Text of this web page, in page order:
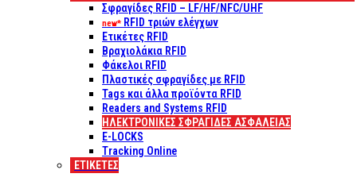
Σφραγίδες RFID – LF/HF/NFC/UHF
new* RFID τριών ελέγχων
Ετικέτες RFID
Βραχιολάκια RFID
Φάκελοι RFID
Πλαστικές σφραγίδες με RFID
Tags και άλλα προϊόντα RFID
Readers and Systems RFID
ΗΛΕΚΤΡΟΝΙΚΕΣ ΣΦΡΑΓΙΔΕΣ ΑΣΦΑΛΕΙΑΣ
E-LOCKS
Tracking Online
ΕΤΙΚΈΤΕΣ